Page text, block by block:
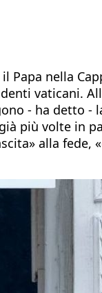
Papa nella
vaticani.
- ha detto -
più volte in
alla fede,